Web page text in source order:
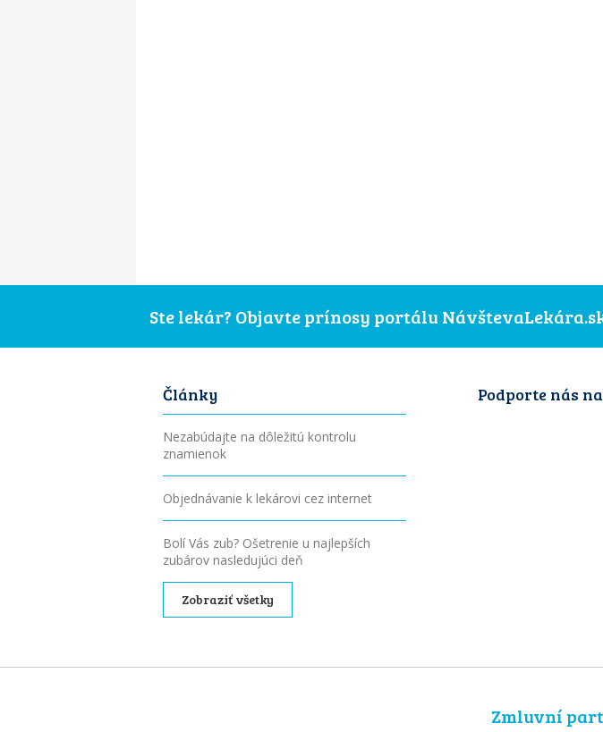
Ste lekár? Objavte prínosy portálu
Články
Nezabúdajte na dôležitú kontrolu
znamienok
Objednávanie k lekárovi cez internet
Bolí Vás zub? Ošetrenie u najlepších
zubárov nasledujúci deň
Zobraziť všetky
Podporte nás
Zmluvní